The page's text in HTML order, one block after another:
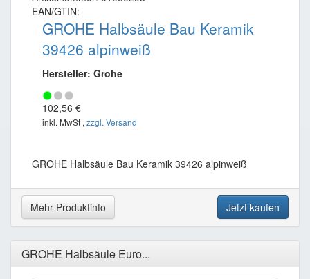
EAN/GTIN:
GROHE Halbsäule Bau Keramik
39426 alpinweiß
Hersteller: Grohe
102,56 €
inkl. MwSt , zzgl. Versand
GROHE Halbsäule Bau Keramik 39426 alpinweiß
Mehr Produktinfo Jetzt kaufen
GROHE Halbsäule Euro...